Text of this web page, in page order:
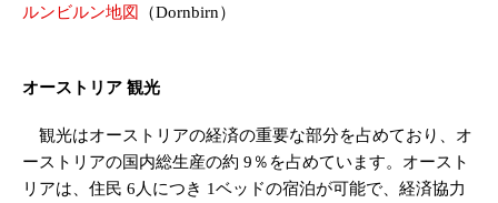
ルンビルン地図
（Dornbirn）
オーストリア 観光
観光はオーストリアの経済の重要な部分を占めており、オ
ーストリアの国内総生産の約 9％を占めています。オースト
リアは、住民 6人につき 1ベッドの宿泊が可能で、経済協力